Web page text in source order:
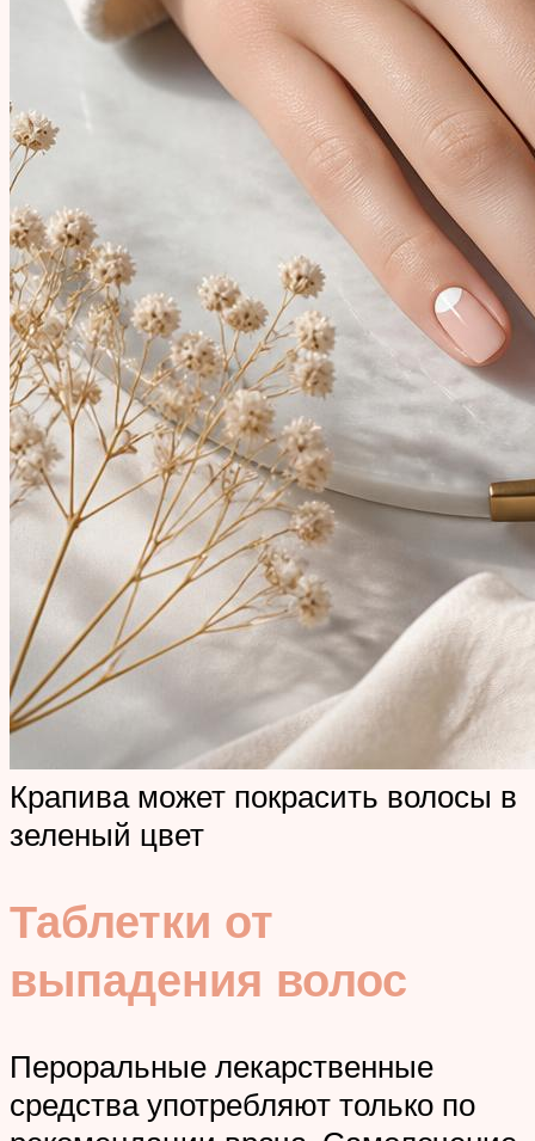
Крапива может покрасить волосы в
зеленый цвет
Таблетки от
выпадения волос
Пероральные лекарственные
средства употребляют только по